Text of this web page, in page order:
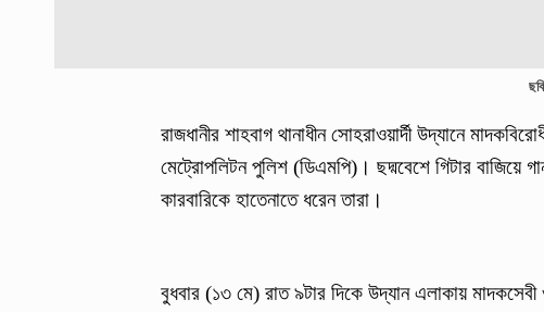
রাজধানীর শাহবাগ থানাধীন সোহরাওয়ার্দী উদ্যানে
মেট্রোপলিটন পুলিশ (ডিএমপি)। ছদ্মবেশে গিটার বাজিয়ে
কারবারিকে হাতেনাতে ধরেন তারা।
বুধবার (১৩ মে) রাত ৯টার দিকে উদ্যান এলাকায়